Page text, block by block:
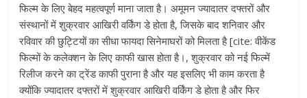
फिल्म के लिए बेहद महत्वपूर्ण माना जाता है। अमूमन ज्यादातर दफ्तरों और
संस्थानों में शुक्रवार आखिरी वर्किंग डे होता है, जिसके बाद शनिवार और
रविवार की छुट्टियों का सीधा फायदा सिनेमाघरों को मिलता है [cite: वीकेंड
फिल्मों के कलेक्शन के लिए काफी खास होता है।, शुक्रवार को नई फिल्में
रिलीज करने का ट्रेंड काफी पुराना है और यह इसलिए भी काम करता है
क्योंकि ज्यादातर दफ्तरों में शुक्रवार आखिरी वर्किंग डे होता है और फिर